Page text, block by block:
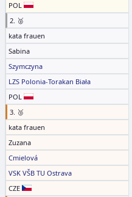
POL
2. 🥈
kata frauen
Sabina
Szymczyna
LZS Polonia-Torakan Biała
POL
3. 🥉
kata frauen
Zuzana
Cmielová
VSK VŠB TU Ostrava
CZE